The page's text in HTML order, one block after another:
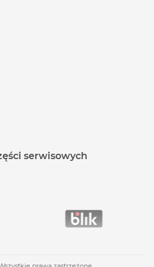
gazu: Tak
1
serwisowych